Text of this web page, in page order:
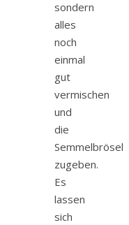
sondern
alles
noch
einmal
gut
vermischen
und
die
Semmelbrösel
zugeben.
Es
lassen
sich